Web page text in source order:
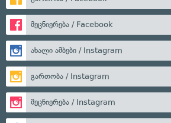
მეცნიერება / Facebook
ახალი ამბები / Instagram
გართობა / Instagram
მეცნიერება / Instagram